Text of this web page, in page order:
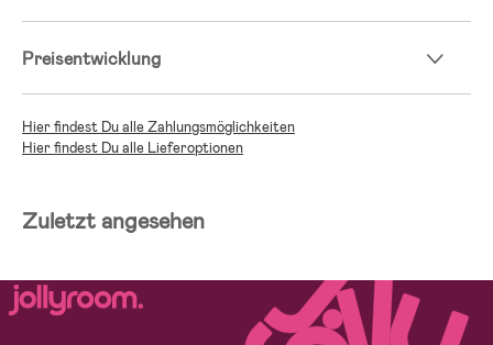
Preisentwicklung
Hier findest Du alle Zahlungsmöglichkeiten
Hier findest Du alle Lieferoptionen
Zuletzt angesehen